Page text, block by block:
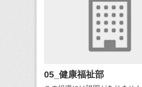
05_健康福祉部